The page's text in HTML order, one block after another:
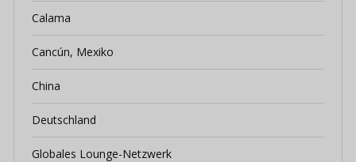
Calama
Cancún, Mexiko
China
Deutschland
Globales Lounge-Netzwerk